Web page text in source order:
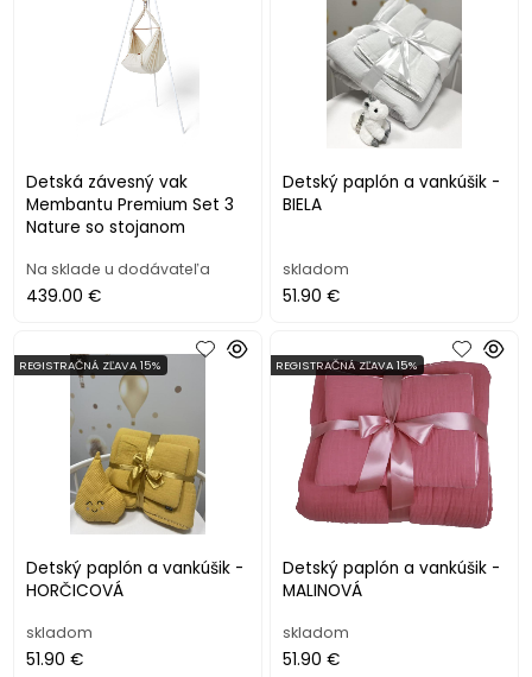
Detská závesný vak
Membantu Premium Set 3
Nature so stojanom
Na sklade u dodávateľa
439.00 €
Detský paplón a vankúšik -
BIELA
skladom
51.90 €
Detský paplón a vankúšik -
HORČICOVÁ
REGISTRAČNÁ ZĽAVA 15%
skladom
51.90 €
Detský paplón a vankúšik -
MALINOVÁ
REGISTRAČNÁ ZĽAVA 15%
skladom
51.90 €